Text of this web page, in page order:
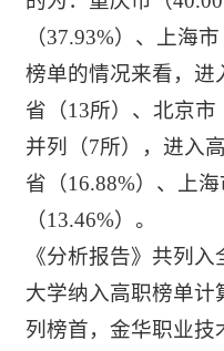
（37.93%）、上海
榜单的情况来看，进
省（13所）、北京
并列（7所），进入
省（16.88%）、上
（13.46%）。
《分析报告》共列
大学纳入高职榜单计
列榜首，金华职业技